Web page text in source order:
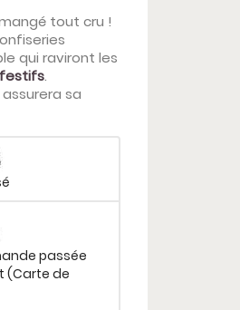
tout cru !
qui raviront les
.
sa
passée
(Carte de